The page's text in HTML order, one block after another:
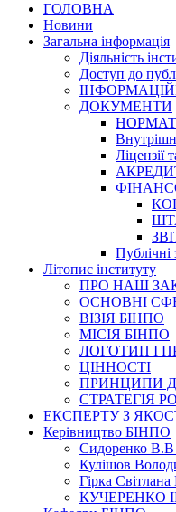
ГОЛОВНА
Новини
Загальна інформація
Діяльність
Доступ до
ДОКУМЕНТИ
Ліцензії
Публічні
Літопис інституту
ПРО НАШ
ОСНОВНІ
ВІЗІЯ БІНПО
МІСІЯ БІНПО
ЛОГОТИП І
ЦІННОСТІ
ПРИНЦИПИ
СТРАТЕГІЯ
ЕКСПЕРТУ З
Керівництво БІНПО
Сидоренко В.В
Кулішов
Гірка Світлана
КУЧЕРЕНКО